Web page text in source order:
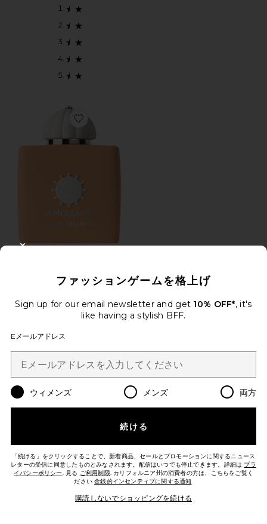
Favorite LOVE DELIGHT WOMAN オードパルファム
LOVE DELIGHT WOMAN オードパ
ルファム
$395
Favorite BOARDWALK DELIGHT オードパルファム
ファッションゲームを格上げ
Sign up for our email newsletter and get 10% OFF*, it's
like having a stylish BFF.
Eメールアドレス
ウィメンズ メンズ 両方
続ける
「続ける」をクリックすることで、新着商品、セールとプロモーションに関するニュース
レターの受信に同意したものとみなされます。配信はいつでも停止できます。詳細は プラ
イバシーポリシー. 見る ご利用制限. カリフォルニア州の消費者の方は、こちらをご覧く
ださい金銭的インセンティブに関する通知.
購読しないでショッピングを続ける